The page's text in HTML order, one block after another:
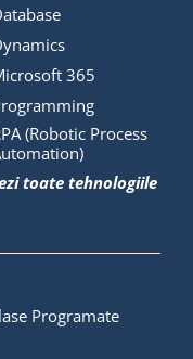
365
(Robotic Process
toate tehnologiile
Programate